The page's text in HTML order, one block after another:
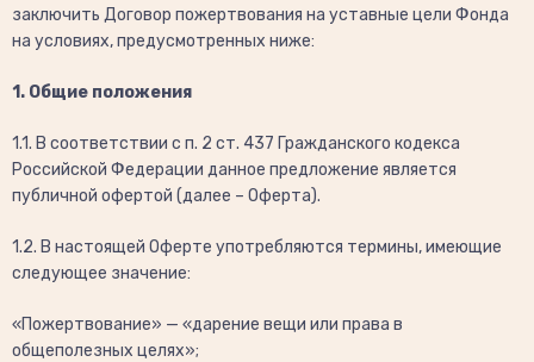
заключить Договор пожертвования на уставные цели Фонда
на условиях, предусмотренных ниже:
1. Общие положения
1.1. В соответствии с п. 2 ст. 437 Гражданского кодекса
Российской Федерации данное предложение является
публичной офертой (далее – Оферта).
1.2. В настоящей Оферте употребляются термины, имеющие
следующее значение:
«Пожертвование» — «дарение вещи или права в
общеполезных целях»;